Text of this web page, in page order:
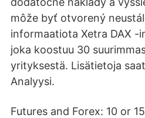
môže byť otvorený
informaatiota Xetra DAX -
joka koostuu 30
yrityksestä. Lisätietoja
Analyysi.
Futures and Forex: 10 or